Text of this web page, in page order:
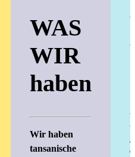
WAS
WIR
haben
Wir haben
tansanische